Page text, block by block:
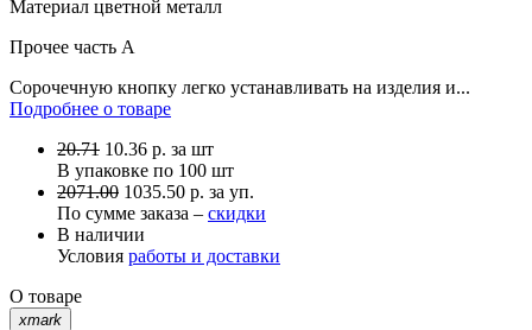
Материал цветной металл
Прочее часть A
Сорочечную кнопку легко устанавливать на изделия и...
Подробнее о товаре
20.71 10.36 р. за шт
В упаковке по 100 шт
2071.00 1035.50 р. за уп.
По сумме заказа – скидки
В наличии
Условия работы и доставки
О товаре
xmark